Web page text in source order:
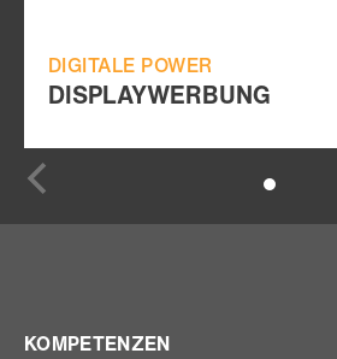
DIGITALE POWER
DISPLAYWERBUNG
KOMPETENZEN